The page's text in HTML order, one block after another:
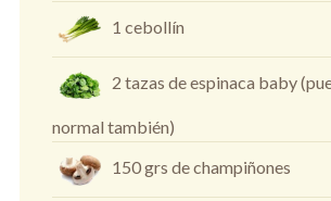
1 cebollín
2 tazas de espinaca baby
normal también)
150 grs de champiñones